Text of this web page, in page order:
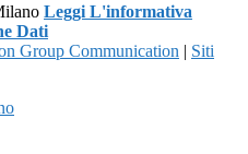
Leggi L'informativa
Dati
Group Communication | Siti